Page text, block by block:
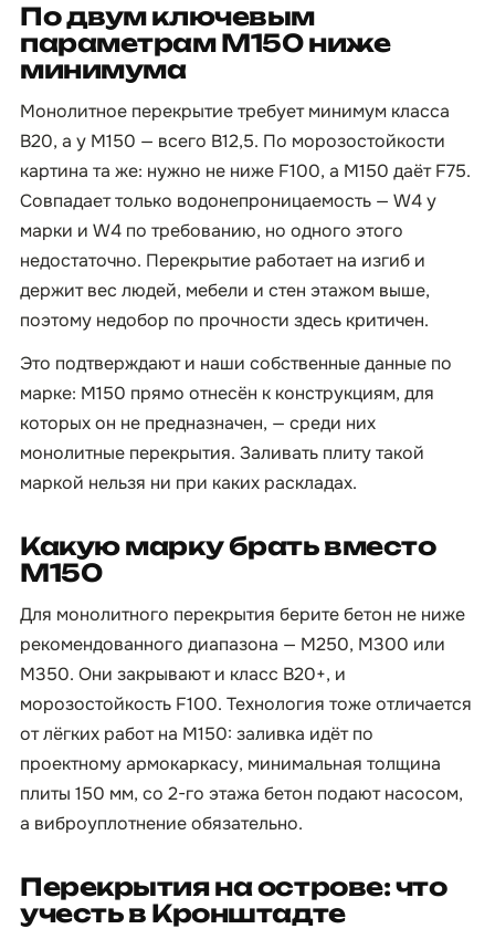
По двум ключевым
параметрам М150 ниже
минимума
Монолитное перекрытие требует минимум класса
B20, а у М150 — всего B12,5. По морозостойкости
картина та же: нужно не ниже F100, а М150 даёт F75.
Совпадает только водонепроницаемость — W4 у
марки и W4 по требованию, но одного этого
недостаточно. Перекрытие работает на изгиб и
держит вес людей, мебели и стен этажом выше,
поэтому недобор по прочности здесь критичен.
Это подтверждают и наши собственные данные по
марке: М150 прямо отнесён к конструкциям, для
которых он не предназначен, — среди них
монолитные перекрытия. Заливать плиту такой
маркой нельзя ни при каких раскладах.
Какую марку брать вместо
М150
Для монолитного перекрытия берите бетон не ниже
рекомендованного диапазона — М250, М300 или
М350. Они закрывают и класс B20+, и
морозостойкость F100. Технология тоже отличается
от лёгких работ на М150: заливка идёт по
проектному армокаркасу, минимальная толщина
плиты 150 мм, со 2-го этажа бетон подают насосом,
а виброуплотнение обязательно.
Перекрытия на острове: что
учесть в Кронштадте